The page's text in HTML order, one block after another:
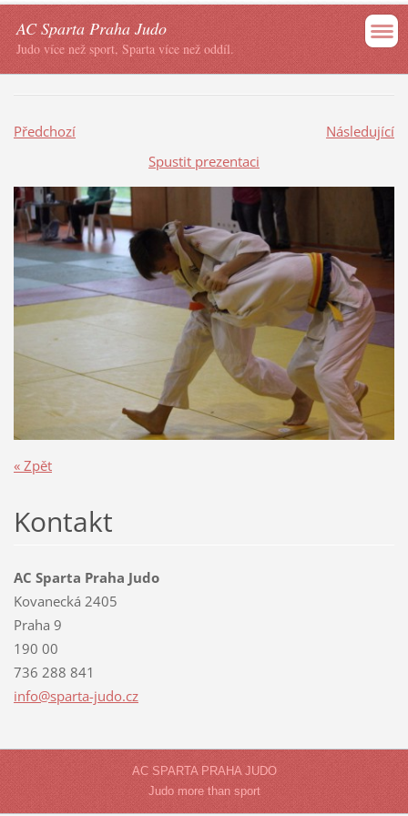
AC Sparta Praha Judo
Judo více než sport, Sparta více než oddíl.
Předchozí
Následující
Spustit prezentaci
« Zpět
Kontakt
AC Sparta Praha Judo
Kovanecká 2405
Praha 9
190 00
736 288 841
info@sparta-judo.cz
AC SPARTA PRAHA JUDO
Judo more than sport